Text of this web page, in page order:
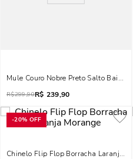
Mule Couro Nobre Preto Salto Baixo
R$299,90R$ 239,90
-20% OFF
Chinelo Flip Flop Borracha Laranja